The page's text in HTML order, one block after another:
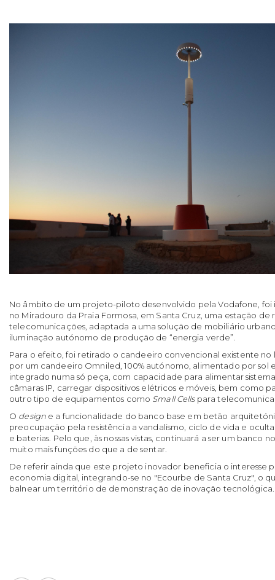
No âmbito de um projeto-piloto desenvolvido pela Vodafone, foi
no Miradouro da Praia Formosa, em Santa Cruz, uma estação de
telecomunicações, adaptada a uma solução de mobiliário
iluminação autónomo de produção de “energia verde”.
Para o efeito, foi retirado o candeeiro convencional existente no
por um candeeiro Omniled, 100% autónomo, alimentado por
integrado numa só peça, com capacidade para alimentar
câmaras IP, carregar dispositivos elétricos e móveis, bem como
outro tipo de equipamentos como Small Cellspara
O design e a funcionalidade do banco base em betão
preocupação pela resistência a vandalismo, ciclo de vida e
e baterias. Pelo que, às nossas vistas, continuará a ser um banco
muito mais funções do que a de sentar.
De referir ainda que este projeto inovador beneficia o interesse
economia digital, integrando-se no "Ecourbe de Santa Cruz", o
balnear um território de demonstração de inovação tecnológica.